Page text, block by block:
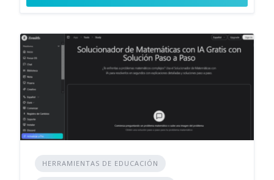
HERRAMIENTAS DE EDUCACIÓN